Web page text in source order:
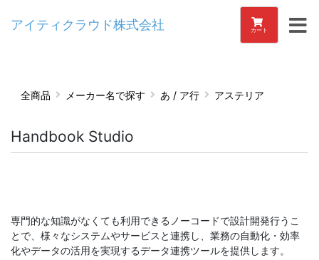
アイティクラウド株式会社 カート
全商品 メーカー名で探す あ / ア行 アステリア
Handbook Studio
専門的な知識がなくても利用できるノーコードで設計開発行うこ
とで、様々なシステムやサービスと連携し、業務の自動化・効率
化やデータの活用を実現するデータ連携ツールを提供します。